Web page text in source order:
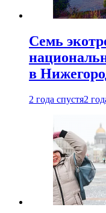
Семь
в
2 года спустя2